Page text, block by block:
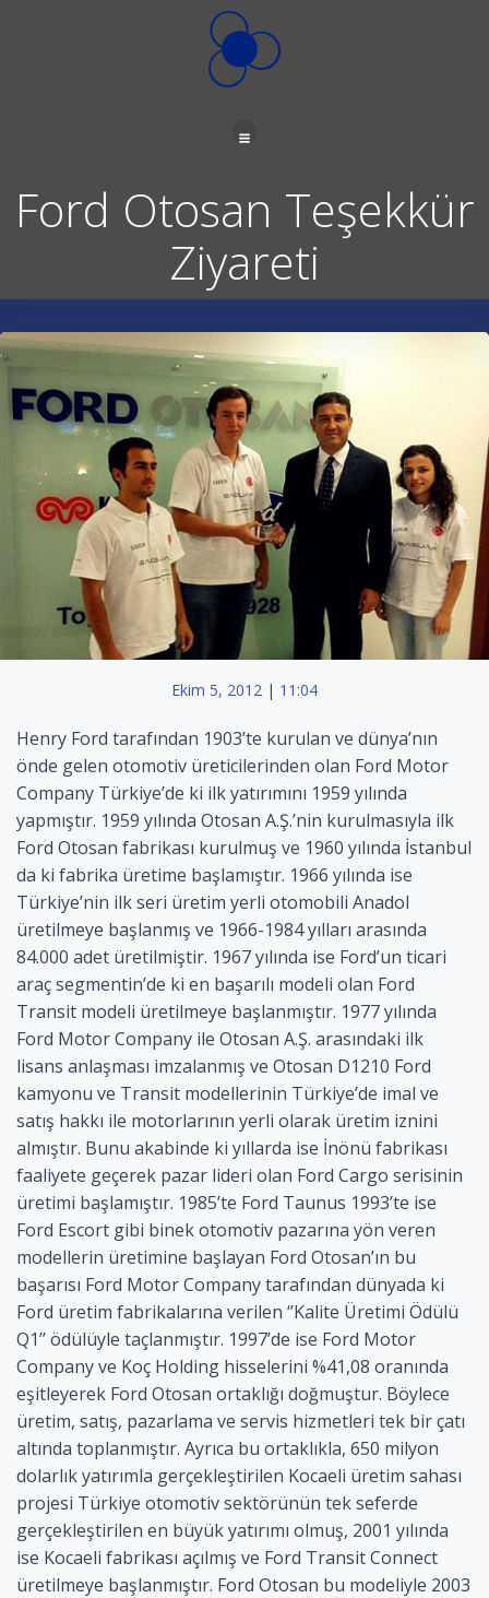
İçeriğe
geç
Ford Otosan Teşekkür
Ziyareti
Ekim 5, 2012 | 11:04
Henry Ford tarafından 1903’te kurulan ve dünya’nın
önde gelen otomotiv üreticilerinden olan Ford Motor
Company Türkiye’de ki ilk yatırımını 1959 yılında
yapmıştır. 1959 yılında Otosan A.Ş.’nin kurulmasıyla ilk
Ford Otosan fabrikası kurulmuş ve 1960 yılında İstanbul
da ki fabrika üretime başlamıştır. 1966 yılında ise
Türkiye’nin ilk seri üretim yerli otomobili Anadol
üretilmeye başlanmış ve 1966-1984 yılları arasında
84.000 adet üretilmiştir. 1967 yılında ise Ford’un ticari
araç segmentin’de ki en başarılı modeli olan Ford
Transit modeli üretilmeye başlanmıştır. 1977 yılında
Ford Motor Company ile Otosan A.Ş. arasındaki ilk
lisans anlaşması imzalanmış ve Otosan D1210 Ford
kamyonu ve Transit modellerinin Türkiye’de imal ve
satış hakkı ile motorlarının yerli olarak üretim iznini
almıştır. Bunu akabinde ki yıllarda ise İnönü fabrikası
faaliyete geçerek pazar lideri olan Ford Cargo serisinin
üretimi başlamıştır. 1985’te Ford Taunus 1993’te ise
Ford Escort gibi binek otomotiv pazarına yön veren
modellerin üretimine başlayan Ford Otosan’ın bu
başarısı Ford Motor Company tarafından dünyada ki
Ford üretim fabrikalarına verilen ‘’Kalite Üretimi Ödülü
Q1’’ ödülüyle taçlanmıştır. 1997’de ise Ford Motor
Company ve Koç Holding hisselerini %41,08 oranında
eşitleyerek Ford Otosan ortaklığı doğmuştur. Böylece
üretim, satış, pazarlama ve servis hizmetleri tek bir çatı
altında toplanmıştır. Ayrıca bu ortaklıkla, 650 milyon
dolarlık yatırımla gerçekleştirilen Kocaeli üretim sahası
projesi Türkiye otomotiv sektörünün tek seferde
gerçekleştirilen en büyük yatırımı olmuş, 2001 yılında
ise Kocaeli fabrikası açılmış ve Ford Transit Connect
üretilmeye başlanmıştır. Ford Otosan bu modeliyle 2003